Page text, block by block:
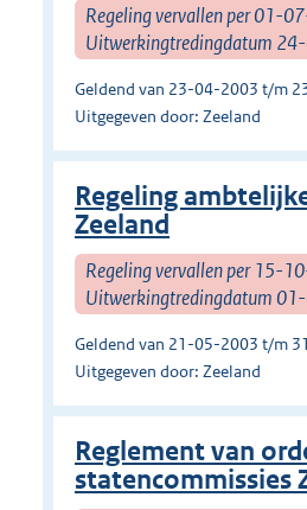
Regeling vervallen per 01-
Uitwerkingtredingdatum
Geldend van 23-04-2003 t/m
Uitgegeven door: Zeeland
Regeling
Zeeland
Regeling vervallen per 15-
Uitwerkingtredingdatum
Geldend van 21-05-2003 t/m
Uitgegeven door: Zeeland
Reglement van
statencommissies